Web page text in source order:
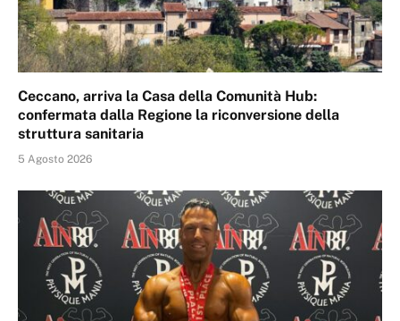
Ceccano, arriva la Casa della Comunità Hub:
confermata dalla Regione la riconversione della
struttura sanitaria
5 Agosto 2026